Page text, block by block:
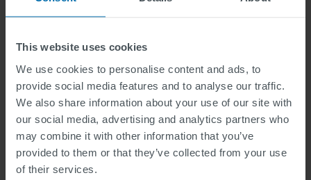
This website uses cookies
We use cookies to personalise content and ads, to
provide social media features and to analyse our traffic.
We also share information about your use of our site with
our social media, advertising and analytics partners who
may combine it with other information that you’ve
provided to them or that they’ve collected from your use
of their services.
løsninger for mer
presis trafikkstyring som
optimaliserer trafikkflyt. Effekten er kortere reisetid,
intelligente datasystemer kan veimyndigheter få bedre
innsikt i trafikksituasjoner og enkelt
gjøre beslutninger
basert på sanntidsdata
. Dette bidrar til ytterligere
reduserte utslipp, mer effektiv trafikkflyt og økt sikkerhet
for både bilister og myke trafikanter.
Skjerpede myndighetskrav til IT-sikkerhet var også satt
på agendaen og temaet skapte engasjerte diskusjoner
blant deltakerne. Økt digitalisering i trafikkstyring gjør
cybersikkerhet stadig viktigere